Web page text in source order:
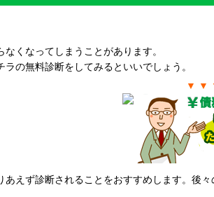
くなってしまうことがあります。
の無料診断をしてみるといいでしょう。
▼ ▼
あえず診断されることをおすすめします。後々